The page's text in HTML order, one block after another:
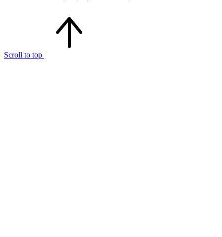
Scroll to top